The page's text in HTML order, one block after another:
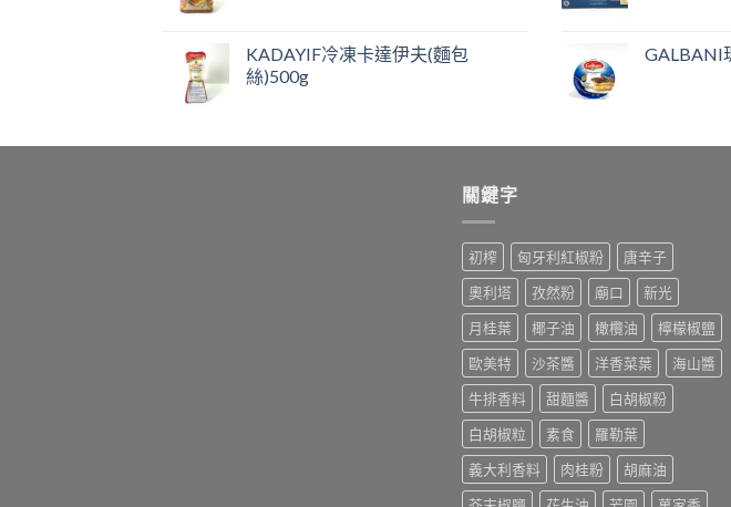
KADAYIF冷凍卡達伊夫(麵包
絲)500g
GALBANI
關鍵字
初榨 匈牙利紅椒粉
唐辛子
奧利塔
孜然粉 廟口
新光
月桂葉
椰子油 橄欖油
檸檬椒鹽
歐美特
沙茶醬 洋香菜葉
海山醬
牛排香料
甜麵醬
白胡椒粉
白胡椒粒
素食
羅勒葉
義大利香料
肉桂粉
胡麻油